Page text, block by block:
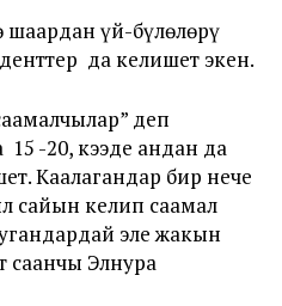
шаардан үй-бүлөлөрү
да келишет экен.
деп
-20, кээде андан да
Каалагандар бир нече
сайын келип саамал
эле жакын
саанчы Элнура